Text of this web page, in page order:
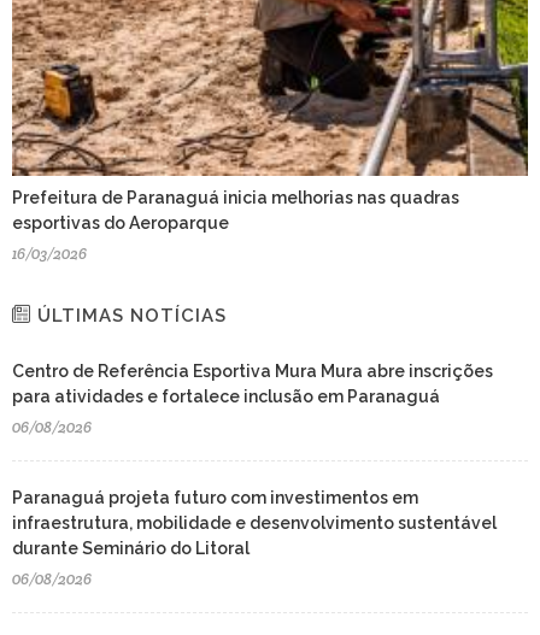
Prefeitura de Paranaguá inicia melhorias nas quadras
esportivas do Aeroparque
16/03/2026
ÚLTIMAS NOTÍCIAS
Centro de Referência Esportiva Mura Mura abre inscrições
para atividades e fortalece inclusão em Paranaguá
06/08/2026
Paranaguá projeta futuro com investimentos em
infraestrutura, mobilidade e desenvolvimento sustentável
durante Seminário do Litoral
06/08/2026